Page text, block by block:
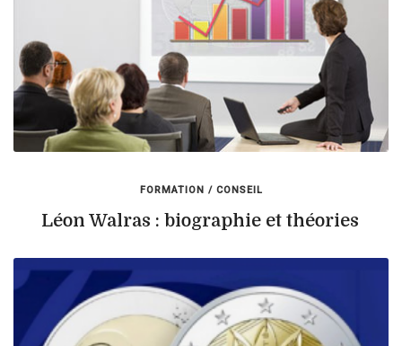
FORMATION / CONSEIL
Léon Walras : biographie et théories